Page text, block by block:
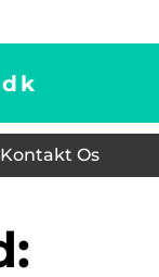
dk
Kontakt Os